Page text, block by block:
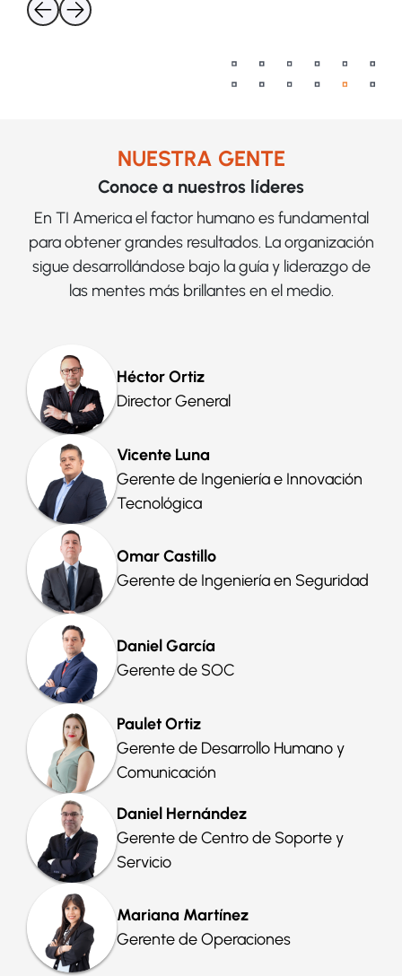
NUESTRA GENTE
Conoce a nuestros líderes
En TI America el factor humano es fundamental
para obtener grandes resultados. La organización
sigue desarrollándose bajo la guía y liderazgo de
las mentes más brillantes en el medio.
Héctor Ortiz
Director General
Vicente Luna
Gerente de Ingenieríae Innovación
Tecnológica
Omar Castillo
Gerente de Ingenieríaen Seguridad
Daniel García
Gerente de SOC
Paulet Ortiz
Gerente de Desarrollo Humanoy
Comunicación
Daniel Hernández
Gerente deCentro de Soportey
Servicio
Mariana Martínez
Gerente deOperaciones